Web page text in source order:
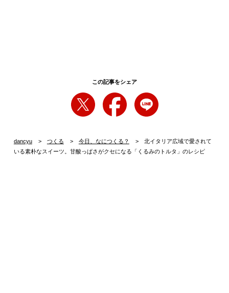
この記事をシェア
dancyu つくる 今日、なにつくる？
北イタリア広域で愛されて
いる素朴なスイーツ。甘酸っぱさがクセになる「くるみのトルタ」のレシピ